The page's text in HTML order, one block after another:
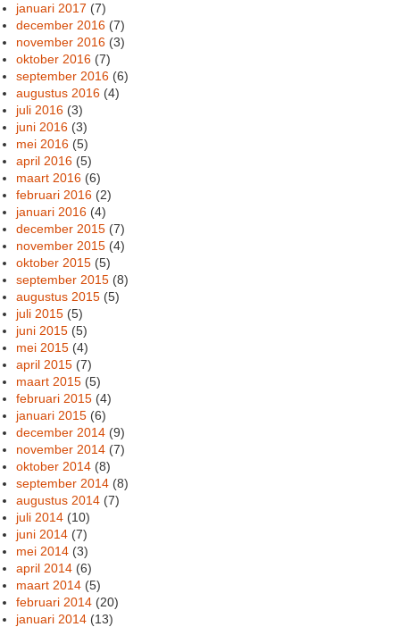
januari 2017 (7)
december 2016 (7)
november 2016 (3)
oktober 2016 (7)
september 2016 (6)
augustus 2016 (4)
juli 2016 (3)
juni 2016 (3)
mei 2016 (5)
april 2016 (5)
maart 2016 (6)
februari 2016 (2)
januari 2016 (4)
december 2015 (7)
november 2015 (4)
oktober 2015 (5)
september 2015 (8)
augustus 2015 (5)
juli 2015 (5)
juni 2015 (5)
mei 2015 (4)
april 2015 (7)
maart 2015 (5)
februari 2015 (4)
januari 2015 (6)
december 2014 (9)
november 2014 (7)
oktober 2014 (8)
september 2014 (8)
augustus 2014 (7)
juli 2014 (10)
juni 2014 (7)
mei 2014 (3)
april 2014 (6)
maart 2014 (5)
februari 2014 (20)
januari 2014 (13)